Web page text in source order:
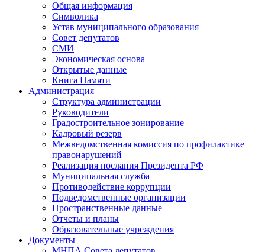
Общая информация
Символика
Устав муниципального образования
Совет депутатов
СМИ
Экономическая основа
Открытые данные
Книга Памяти
Администрация
Структура администрации
Руководители
Градостроительное зонирование
Кадровый резерв
Межведомственная комиссия по профилактике
правонарушений
Реализация послания Президента РФ
Муниципальная служба
Противодействие коррупции
Подведомственные организации
Пространственные данные
Отчеты и планы
Образовательные учреждения
Документы